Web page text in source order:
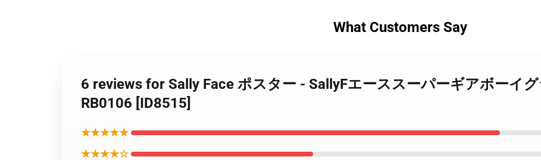
What Customers Say
6 reviews for Sally Face ポスター - SallyFエーススーパーギアボーイ
RB0106 [ID8515]
★★★★★
★★★★☆